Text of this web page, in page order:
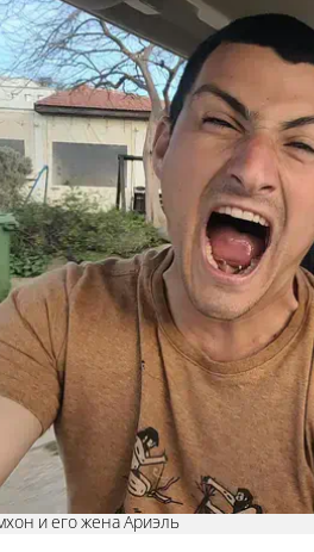
и его жена Ариэль